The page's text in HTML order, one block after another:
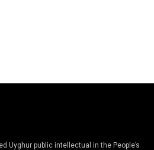
Uyghur public intellectual in the People’s